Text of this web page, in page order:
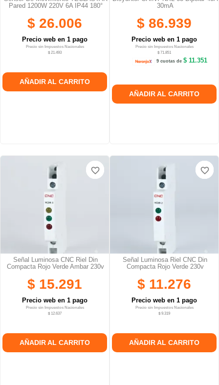
Pared 1200W 220V 6A IP44 180°
$ 26.006
Precio web en 1 pago
Precio sin Impuestos Nacionales
$ 21.493
AÑADIR AL CARRITO
30mA
$ 86.939
Precio web en 1 pago
Precio sin Impuestos Nacionales
$ 71.851
9 cuotas de $ 11.351
AÑADIR AL CARRITO
Señal Luminosa CNC Riel Din
Compacta Rojo Verde Ambar 230v
$ 15.291
Precio web en 1 pago
Precio sin Impuestos Nacionales
$ 12.637
AÑADIR AL CARRITO
favorite_border
favorite_border
favorite_border
Señal Luminosa Riel CNC Din
Compacta Rojo Verde 230v
$ 11.276
Precio web en 1 pago
Precio sin Impuestos Nacionales
$ 9.319
AÑADIR AL CARRITO
favorite_border
favorite_border
favorite_border